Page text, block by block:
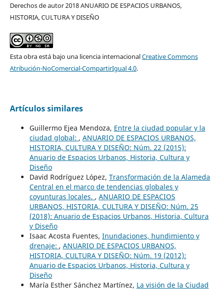
Derechos de autor 2018 ANUARIO DE ESPACIOS URBANOS,
HISTORIA, CULTURA Y DISEÑO
Esta obra está bajo una licencia internacionalCreative Commons
Atribución-NoComercial-CompartirIgual 4.0.
Artículos similares
Guillermo Ejea Mendoza, Entre la ciudad popular y la
ciudad global: , ANUARIO DE ESPACIOS URBANOS,
HISTORIA, CULTURA Y DISEÑO: Núm. 22 (2015):
Anuario de Espacios Urbanos, Historia, Cultura y
Diseño
David Rodríguez López, Transformación de la Alameda
Central en el marco de tendencias globales y
coyunturas locales. , ANUARIO DE ESPACIOS
URBANOS, HISTORIA, CULTURA Y DISEÑO: Núm. 25
(2018): Anuario de Espacios Urbanos, Historia, Cultura
y Diseño
Isaac Acosta Fuentes, Inundaciones, hundimiento y
drenaje: , ANUARIO DE ESPACIOS URBANOS,
HISTORIA, CULTURA Y DISEÑO: Núm. 19 (2012):
Anuario de Espacios Urbanos, Historia, Cultura y
Diseño
María Esther Sánchez Martínez, La visión de la Ciudad